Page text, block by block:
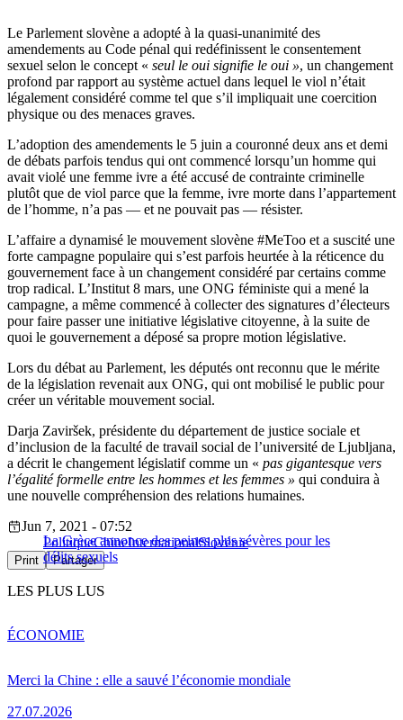
Le Parlement slovène a adopté à la quasi-unanimité des
amendements au Code pénal qui redéfinissent le consentement
sexuel selon le concept « seul le oui signifie le oui », un changement
profond par rapport au système actuel dans lequel le viol n’était
légalement considéré comme tel que s’il impliquait une coercition
physique ou des menaces graves.
L’adoption des amendements le 5 juin a couronné deux ans et demi
de débats parfois tendus qui ont commencé lorsqu’un homme qui
avait violé une femme ivre a été accusé de contrainte criminelle
plutôt que de viol parce que la femme, ivre morte dans l’appartement
de l’homme, n’a pas — et ne pouvait pas — résister.
L’affaire a dynamisé le mouvement slovène #MeToo et a suscité une
forte campagne populaire qui s’est parfois heurtée à la réticence du
gouvernement face à un changement considéré par certains comme
trop radical. L’Institut 8 mars, une ONG féministe qui a mené la
campagne, a même commencé à collecter des signatures d’électeurs
pour faire passer une initiative législative citoyenne, à la suite de
quoi le gouvernement a déposé sa propre motion législative.
Lors du débat au Parlement, les députés ont reconnu que le mérite
de la législation revenait aux ONG, qui ont mobilisé le public pour
créer un véritable mouvement social.
Darja Zaviršek, présidente du département de justice sociale et
d’inclusion de la faculté de travail social de l’université de Ljubljana,
a décrit le changement législatif comme un « pas gigantesque vers
l’égalité formelle entre les hommes et les femmes » qui conduira à
une nouvelle compréhension des relations humaines.
La Grèce annonce des peines plus sévères pour les
délits sexuels
Jun 7, 2021 - 07:52
PolitiqueChineInternationalSlovénie
Print Partager
LES PLUS LUS
Merci la Chine : elle a sauvé l’économie mondiale
27.07.2026
ÉCONOMIE